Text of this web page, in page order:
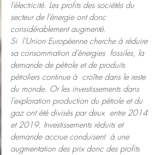
l’électricité. Les profits des sociétés du
secteur de l’énergie ont donc
considérablement augmenté.
Si  l’Union Européenne cherche à réduire
sa consommation d’énergies  fossiles, la
demande de pétrole et de produits
pétroliers continue à  croître dans le reste
du monde. Or les investissements dans
l’exploration production du pétrole et du
gaz ont été divisés par deux  entre 2014
et 2019. Investissements réduits et
demande accrue conduisent  à une
augmentation des prix donc des profits